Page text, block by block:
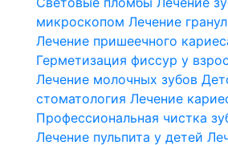
микроскопом Лечение
Лечение пришеечного
Герметизация фиссур у
Лечение молочных зубов
стоматология Лечение
Профессиональная чистка
Лечение пульпита у детей